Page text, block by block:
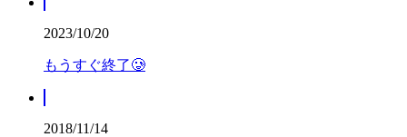
2023/10/20
もうすぐ終了🥲︎
2018/11/14